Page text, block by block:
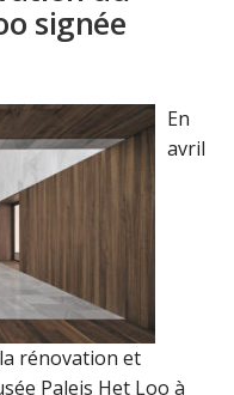
signée
En
avril
rénovation et
Paleis Het Loo à